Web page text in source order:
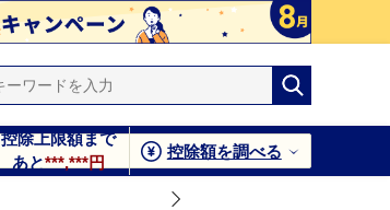
控除上限額まで
あと***,***円
控除額を調べる